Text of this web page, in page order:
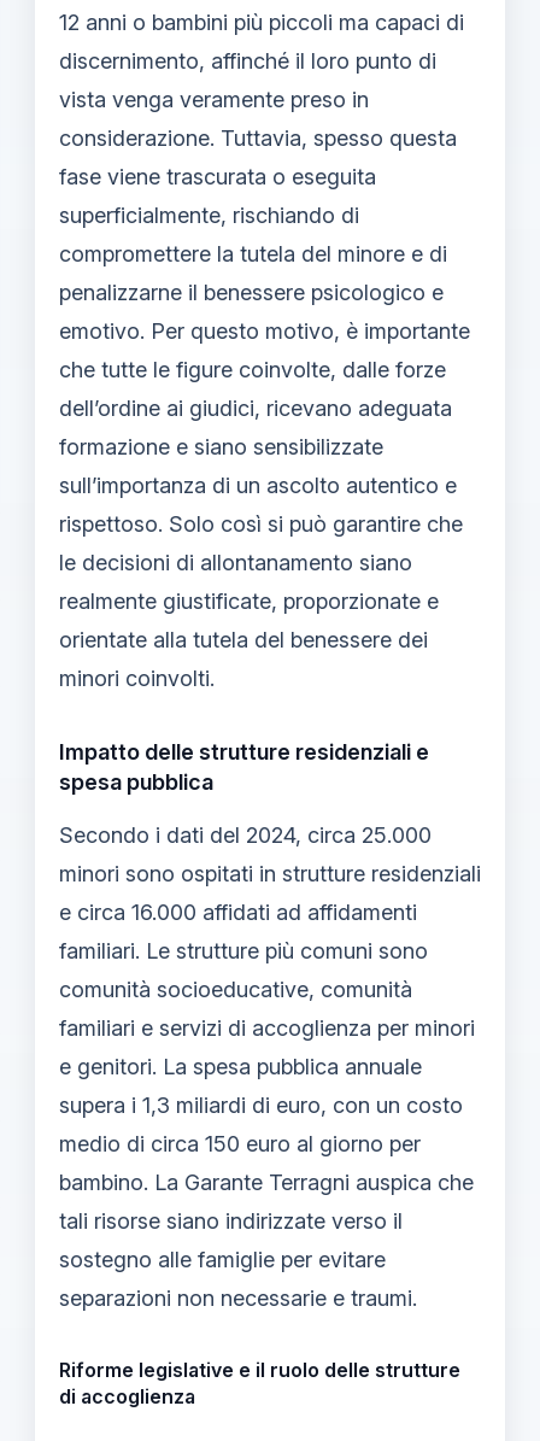
12 anni o bambini più piccoli ma capaci di
discernimento, affinché il loro punto di
vista venga veramente preso in
considerazione. Tuttavia, spesso questa
fase viene trascurata o eseguita
superficialmente, rischiando di
compromettere la tutela del minore e di
penalizzarne il benessere psicologico e
emotivo. Per questo motivo, è importante
che tutte le figure coinvolte, dalle forze
dell’ordine ai giudici, ricevano adeguata
formazione e siano sensibilizzate
sull’importanza di un ascolto autentico e
rispettoso. Solo così si può garantire che
le decisioni di allontanamento siano
realmente giustificate, proporzionate e
orientate alla tutela del benessere dei
minori coinvolti.
Impatto delle strutture residenziali e
spesa pubblica
Secondo i dati del 2024, circa 25.000
minori sono ospitati in strutture residenziali
e circa 16.000 affidati ad affidamenti
familiari. Le strutture più comuni sono
comunità socioeducative, comunità
familiari e servizi di accoglienza per minori
e genitori. La spesa pubblica annuale
supera i 1,3 miliardi di euro, con un costo
medio di circa 150 euro al giorno per
bambino. La Garante Terragni auspica che
tali risorse siano indirizzate verso il
sostegno alle famiglie per evitare
separazioni non necessarie e traumi.
Riforme legislative e il ruolo delle strutture
di accoglienza